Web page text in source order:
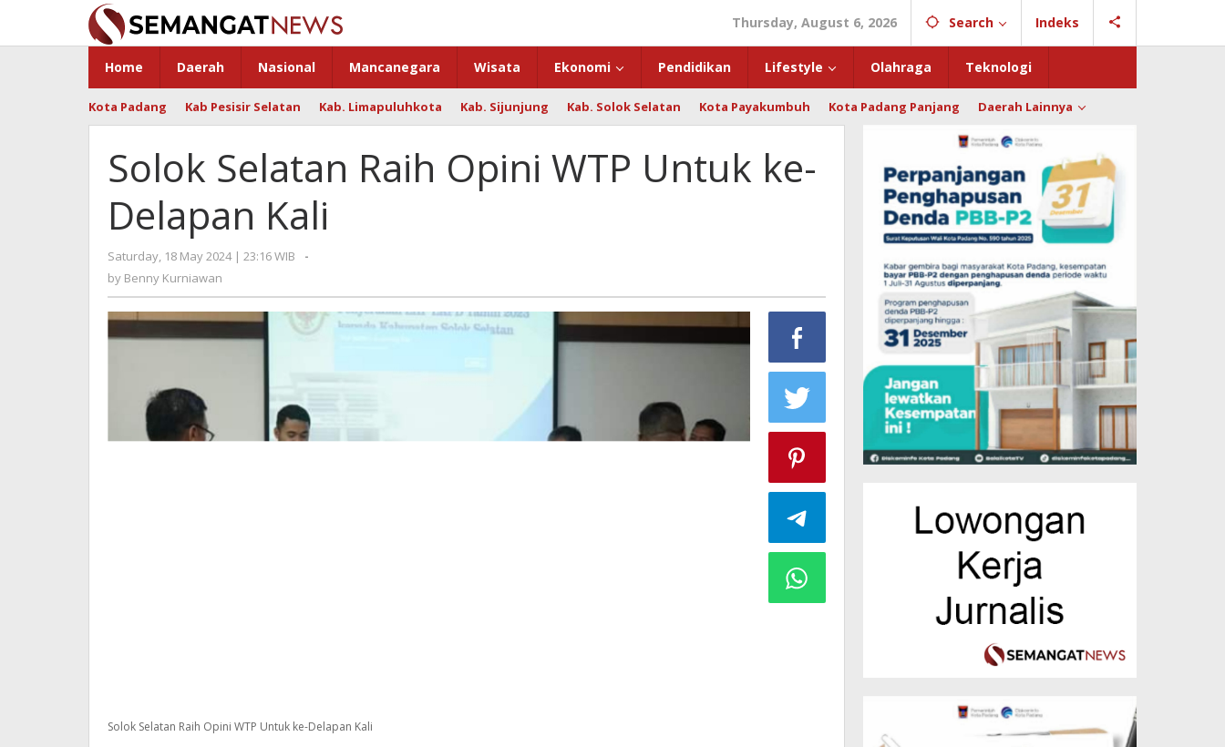
content
Thursday, August 6, 2026 Search Indeks
Home Daerah Nasional Mancanegara Wisata Ekonomi Pendidikan Lifestyle Olahraga Teknologi
Kota Padang Kab Pesisir Selatan Kab. Limapuluhkota Kab. Sijunjung Kab. Solok Selatan Kota Payakumbuh Kota Padang Panjang Daerah Lainnya
Solok Selatan Raih Opini WTP Untuk ke-
Delapan Kali
Saturday, 18 May 2024 | 23:16 WIB
by
-
by Benny Kurniawan
Solok Selatan Raih Opini WTP Untuk ke-Delapan Kali